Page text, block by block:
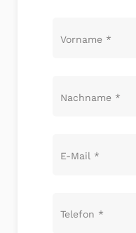
Vorname *
Nachname *
E-Mail *
Telefon *